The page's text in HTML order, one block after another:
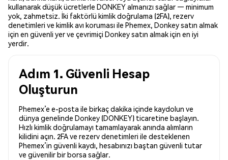
kullanarak düşük ücretlerle DONKEY almanızı sağlar — minimum
yok, zahmetsiz. İki faktörlü kimlik doğrulama (2FA), rezerv
denetimleri ve kimlik avı koruması ile Phemex, Donkey satın almak
için en güvenli yer ve çevrimiçi Donkey satın almak için en iyi
yerdir.
Adım 1. Güvenli Hesap
Oluşturun
Phemex’e e-posta ile birkaç dakika içinde kaydolun ve
dünya genelinde Donkey (DONKEY) ticaretine başlayın.
Hızlı kimlik doğrulamayı tamamlayarak anında alımların
kilidini açın. 2FA ve rezerv denetimleri ile desteklenen
Phemex’in güvenli kaydı, hesabınızı baştan güvenli tutar
ve güvenilir bir borsa sağlar.